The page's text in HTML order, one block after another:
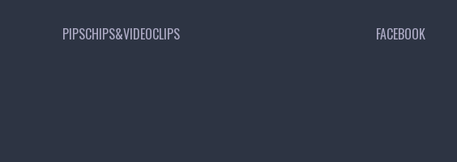
PIPSCHIPS&VIDEOCLIPS FACEBOOK